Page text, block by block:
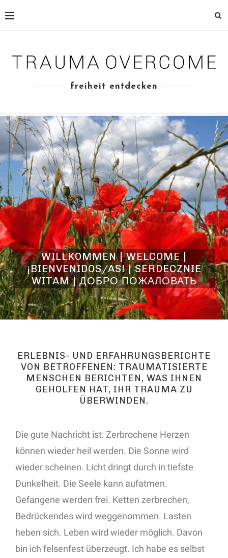
freiheit entdecken
WILLKOMMEN | WELCOME |
¡BIENVENIDOS/AS! | SERDECZNIE
WITAM | ДОБРО ПОЖАЛОВАТЬ
ERLEBNIS- UND ERFAHRUNGSBERICHTE
VON BETROFFENEN: TRAUMATISIERTE
MENSCHEN BERICHTEN, WAS IHNEN
GEHOLFEN HAT, IHR TRAUMA ZU
ÜBERWINDEN.
Die gute Nachricht ist: Zerbrochene Herzen
können wieder heil werden. Die Sonne wird
wieder scheinen. Licht dringt durch in tiefste
Dunkelheit. Die Seele kann aufatmen.
Gefangene werden frei. Ketten zerbrechen,
Bedrückendes wird weggenommen. Lasten
heben sich. Leben wird wieder möglich. Davon
bin ich felsenfest überzeugt. Ich habe es selbst